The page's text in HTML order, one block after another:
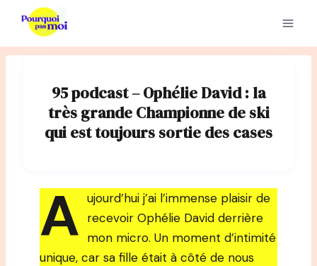
contenu
95 podcast – Ophélie David : la
très grande Championne de ski
qui est toujours sortie des cases
A ujourd’hui j’ai l’immense plaisir de
recevoir Ophélie David derrière
mon micro. Un moment d’intimité
unique, car sa fille était à côté de nous